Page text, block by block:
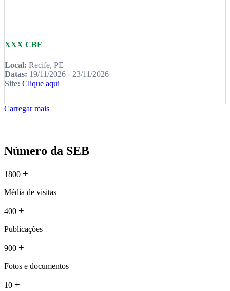
XXX CBE
Local: Recife, PE
Datas: 19/11/2026 - 23/11/2026
Site: Clique aqui
Carregar mais
Número da SEB
1800 +
Média de visitas
400 +
Publicações
900 +
Fotos e documentos
10 +